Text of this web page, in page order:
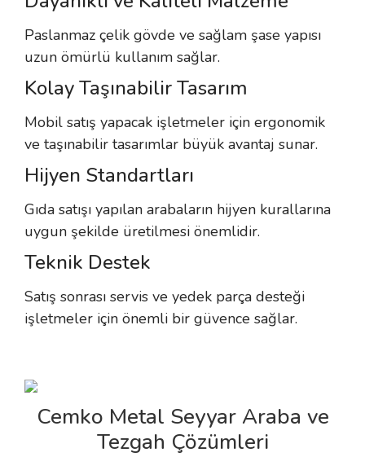
Paslanmaz çelik gövde ve sağlam şase yapısı
uzun ömürlü kullanım sağlar.
Kolay Taşınabilir Tasarım
Mobil satış yapacak işletmeler için ergonomik
ve taşınabilir tasarımlar büyük avantaj sunar.
Hijyen Standartları
Gıda satışı yapılan arabaların hijyen kurallarına
uygun şekilde üretilmesi önemlidir.
Teknik Destek
Satış sonrası servis ve yedek parça desteği
işletmeler için önemli bir güvence sağlar.
Cemko Metal Seyyar Araba ve
Tezgah Çözümleri